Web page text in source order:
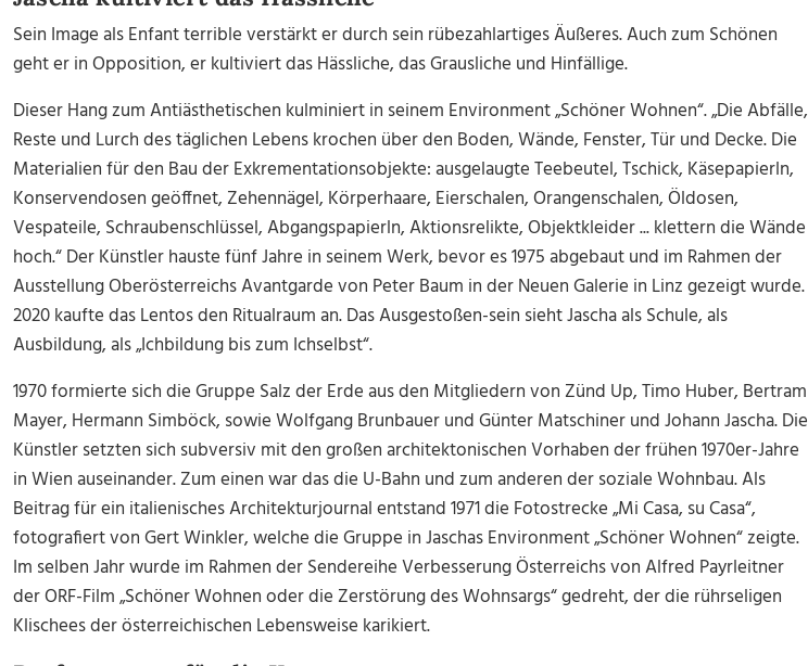
Sein Image als Enfant terrible verstärkt er durch sein rübezahlartiges Äußeres. Auch zum Schönen
geht er in Opposition, er kultiviert das Hässliche, das Grausliche und Hinfällige.
Dieser Hang zum Antiästhetischen kulminiert in seinem Environment „Schöner Wohnen“. „Die Abfälle,
Reste und Lurch des täglichen Lebens krochen über den Boden, Wände, Fenster, Tür und Decke. Die
Materialien für den Bau der Exkrementationsobjekte: ausgelaugte Teebeutel, Tschick, Käsepapierln,
Konservendosen geöffnet, Zehennägel, Körperhaare, Eierschalen, Orangenschalen, Öldosen,
Vespateile, Schraubenschlüssel, Abgangspapierln, Aktionsrelikte, Objektkleider ... klettern die Wände
hoch.“ Der Künstler hauste fünf Jahre in seinem Werk, bevor es 1975 abgebaut und im Rahmen der
Ausstellung Oberösterreichs Avantgarde von Peter Baum in der Neuen Galerie in Linz gezeigt wurde.
2020 kaufte das Lentos den Ritualraum an. Das Ausgestoßen-sein sieht Jascha als Schule, als
Ausbildung, als „Ichbildung bis zum Ichselbst“.
1970 formierte sich die Gruppe Salz der Erde aus den Mitgliedern von Zünd Up, Timo Huber, Bertram
Mayer, Hermann Simböck, sowie Wolfgang Brunbauer und Günter Matschiner und Johann Jascha. Die
Künstler setzten sich subversiv mit den großen architektonischen Vorhaben der frühen 1970er-Jahre
in Wien auseinander. Zum einen war das die U-Bahn und zum anderen der soziale Wohnbau. Als
Beitrag für ein italienisches Architekturjournal entstand 1971 die Fotostrecke „Mi Casa, su Casa“,
fotografiert von Gert Winkler, welche die Gruppe in Jaschas Environment „Schöner Wohnen“ zeigte.
Im selben Jahr wurde im Rahmen der Sendereihe Verbesserung Österreichs von Alfred Payrleitner
der ORF-Film „Schöner Wohnen oder die Zerstörung des Wohnsargs“ gedreht, der die rührseligen
Klischees der österreichischen Lebensweise karikiert.